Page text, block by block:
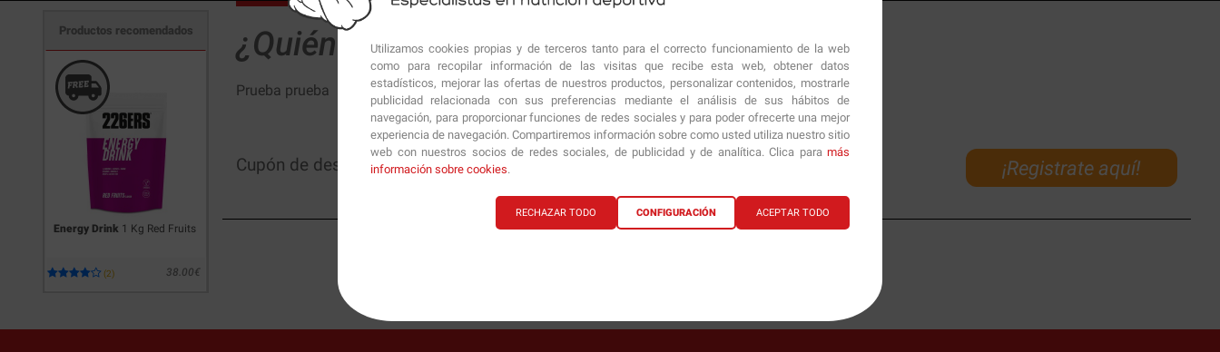
Utilizamos cookies propias y de terceros tanto para el correcto funcionamiento de la web
como para recopilar información de las visitas que recibe esta web, obtener datos
estadísticos, mejorar las ofertas de nuestros productos, personalizar contenidos, mostrarle
publicidad relacionada con sus preferencias mediante el análisis de sus hábitos de
navegación, para proporcionar funciones de redes sociales y para poder ofrecerte una mejor
experiencia de navegación. Compartiremos información sobre como usted utiliza nuestro sitio
web con nuestros socios de redes sociales, de publicidad y de analítica. Clica para más
información sobre cookies.
ACEPTAR TODO
RECHAZAR TODO CONFIGURACIÓN
¿Quién soy?
Prueba prueba
Cupón de descuento: pruebavictorPMF ¡Registrate aquí!
Productos recomendados
Energy Drink 1 Kg Red Fruits
(2) 38.00€